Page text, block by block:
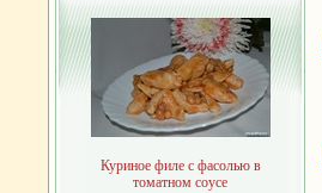
Куриное филе с фасолью в
томатном соусе